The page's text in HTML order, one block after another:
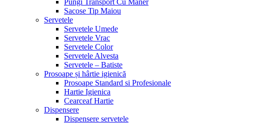
Pungi Transport Cu Maner
Sacose Tip Maiou
Servetele
Servetele Umede
Servetele Vrac
Servetele Color
Servetele Alvesta
Servetele – Batiste
Prosoape și hârtie igienică
Prosoape Standard si Profesionale
Hartie Igienica
Cearceaf Hartie
Dispensere
Dispensere servetele